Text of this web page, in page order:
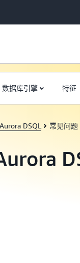
数据库引擎 特征
DSQL 常见问题